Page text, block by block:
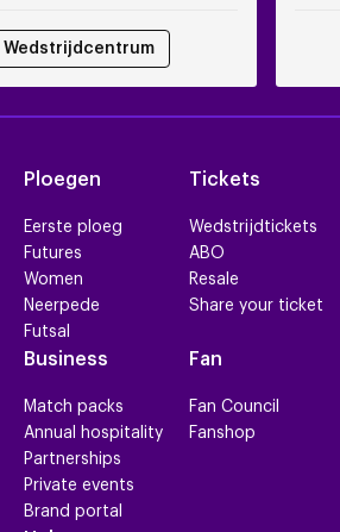
Wedstrijdcentrum
Ploegen
Eerste ploeg
Futures
Women
Neerpede
Futsal
Tickets
Wedstrijdtickets
ABO
Resale
Share your ticket
Business
Match packs
Annual hospitality
Partnerships
Private events
Brand portal
Fan
Fan Council
Fanshop